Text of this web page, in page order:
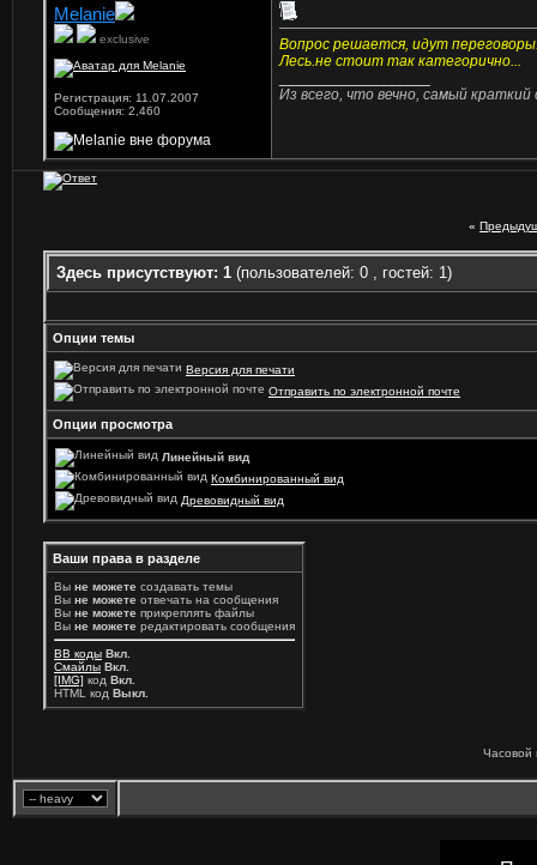
Mеlanie
exclusive
Регистрация: 11.07.2007
Сообщения: 2,460
Вопрос решается, идут
Лесь.не стоит так категорично...
Из всего, что вечно, самый краткий
«
Здесь присутствуют: 1 (пользователей: 0 , гостей: 1)
Опции темы
Версия для печати
Отправить по электронной почте
Опции просмотра
Линейный вид
Комбинированный вид
Древовидный вид
Ваши права в разделе
Вы не можете создавать темы
Вы не можете отвечать на сообщения
Вы не можете прикреплять файлы
Вы не можете редактировать сообщения
BB коды Вкл.
Смайлы Вкл.
[IMG] код Вкл.
HTML код Выкл.
Часовой